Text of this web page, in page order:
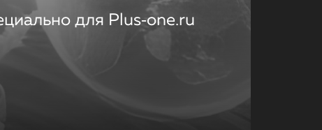
для Plus‑one.ru